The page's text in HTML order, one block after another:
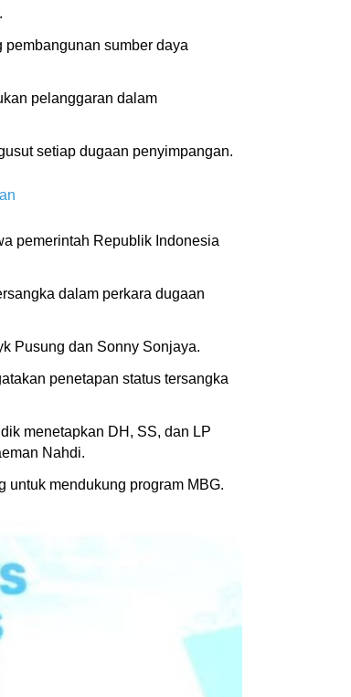
sumber daya
pelanggaran dalam
setiap dugaan penyimpangan.
pemerintah Republik Indonesia
dalam perkara dugaan
Pusung dan Sonny Sonjaya.
penetapan status tersangka
menetapkan DH, SS, dan LP
Nahdi.
untuk mendukung program MBG.